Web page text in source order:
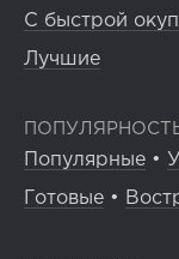
С быстрой
Лучшие
Популярные •
Готовые •